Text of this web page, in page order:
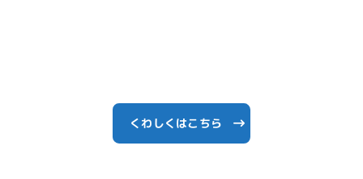
くわしくはこちら